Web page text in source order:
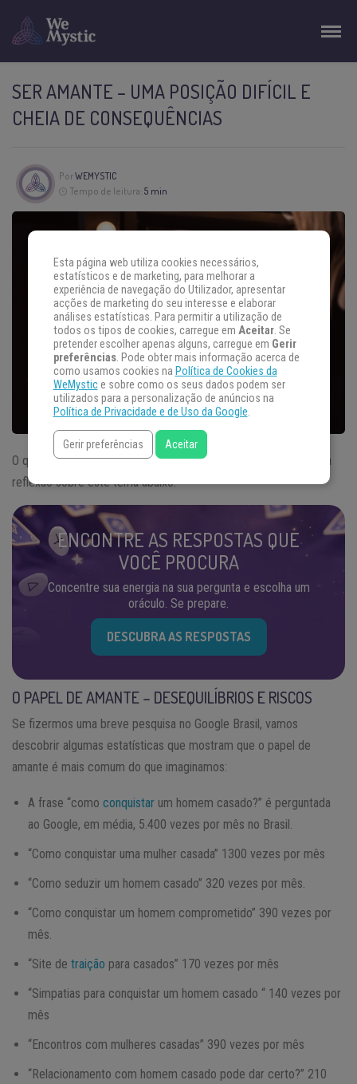
SER AMANTE – UMA POSIÇÃO DIFÍCIL E
CHEIA DE CONSEQUÊNCIAS
PorWEMYSTIC
Tempo de leitura: 5 min
O que leva uma pessoa a assumir o papel de
? Veja uma
reflexão sobre este tema abaixo.
ENCONTRE AS RESPOSTAS QUE
VOCÊ PROCURA
Concentre sua energia na sua pergunta e escolha um
oráculo. Se prepare.
DESCUBRA AS RESPOSTAS
O PAPEL DE AMANTE – DESEQUILÍBRIOS E RISCOS
Se fizermos uma breve pesquisa no Google Brasil, vamos
descobrir algumas estatísticas que mostram que o papel de
amante é mais comum do que imaginamos:
A frase “como conquistar um homem casado?” é perguntada
ao Google, em média, 5.400 vezes por mês no Brasil.
“Como conquistar uma mulher casada” 1300 vezes por mês
“Como seduzir um homem casado” 320 vezes por mês.
“Como conquistar um homem comprometido” 390 vezes por
mês.
“Site de traição para casados” 170 vezes por mês
“Simpatias para conquistar um homem casado “ 140 vezes por
mês
“Encontros com mulheres casadas” 390 vezes por mês
“Relacionamento com homem casado pode dar certo?” 210
Esta página web utiliza cookies necessários,
estatísticos e de marketing, para melhorar a
experiência de navegação do Utilizador, apresentar
acções de marketing do seu interesse e elaborar
análises estatísticas. Para permitir a utilização de
todos os tipos de cookies, carregue em Aceitar. Se
pretender escolher apenas alguns, carregue em Gerir
preferências. Pode obter mais informação acerca de
como usamos cookies na Política de Cookies da
WeMystice sobre como os seus dados podem ser
utilizados para a personalização de anúncios na
Política de Privacidade e de Uso da Google.
Gerir preferências Aceitar